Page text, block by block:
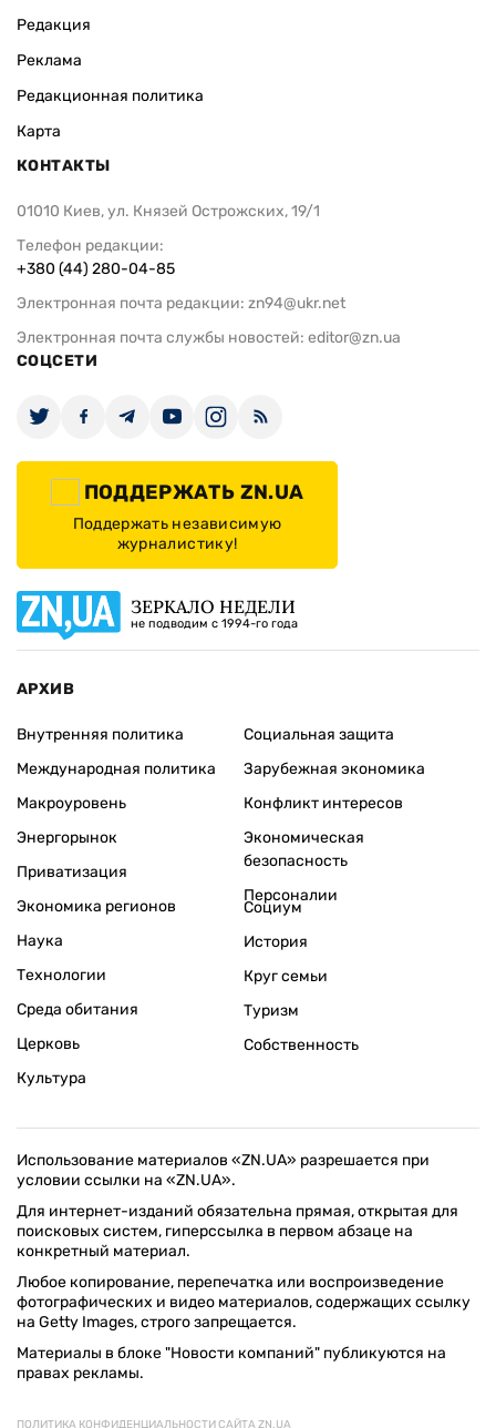
Редакция
Реклама
Редакционная политика
Карта
КОНТАКТЫ
01010 Киев, ул. Князей Острожских, 19/1
Телефон редакции:
+380 (44) 280-04-85
Электронная почта редакции: zn94@ukr.net
Электронная почта службы новостей: editor@zn.ua
СОЦСЕТИ
ПОДДЕРЖАТЬ ZN.UA
Поддержать независимую
журналистику!
ЗЕРКАЛО НЕДЕЛИ
не подводим с 1994-го года
АРХИВ
Внутренняя политика
Международная политика
Макроуровень
Энергорынок
Приватизация
Экономика регионов
Социальная защита
Зарубежная экономика
Конфликт интересов
Экономическая
безопасность
Персоналии
Наука
Технологии
Среда обитания
Церковь
Культура
Социум
История
Круг семьи
Туризм
Собственность
Использование материалов «ZN.UA» разрешается при
условии ссылки на «ZN.UA».
Для интернет-изданий обязательна прямая, открытая для
поисковых систем, гиперссылка в первом абзаце на
конкретный материал.
Любое копирование, перепечатка или воспроизведение
фотографических и видео материалов, содержащих ссылку
на Getty Images, строго запрещается.
Материалы в блоке "Новости компаний" публикуются на
правах рекламы.
ПОЛИТИКА КОНФИДЕНЦИАЛЬНОСТИ САЙТА ZN.UA